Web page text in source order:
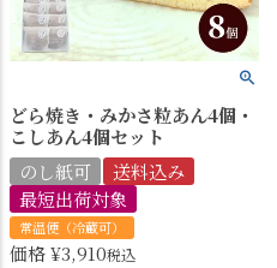
どら焼き・みかさ粒あん4個・
こしあん4個セット
のし紙可
送料込み
最短出荷対象
常温便（冷蔵可）
価格¥3,910税込